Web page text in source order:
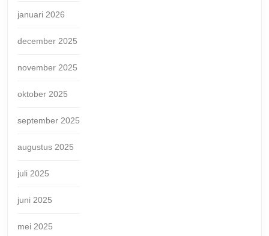
januari 2026
december 2025
november 2025
oktober 2025
september 2025
augustus 2025
juli 2025
juni 2025
mei 2025